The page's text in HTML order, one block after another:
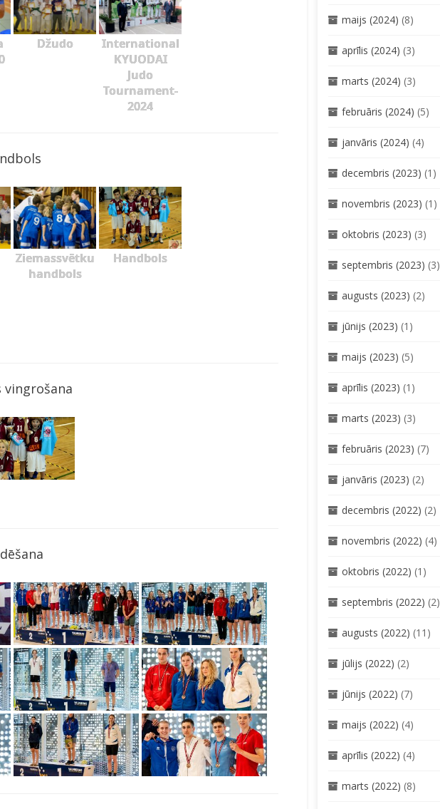
Džudo
International
KYUODAI
Judo
Tournament-
2024
Ziemassvētku
handbols
Handbols
vingrošana
maijs (2024) (8)
aprīlis (2024) (3)
marts (2024) (3)
februāris (2024) (5)
janvāris (2024) (4)
decembris (2023) (1)
novembris (2023) (1)
oktobris (2023) (3)
septembris (2023) (3)
augusts (2023) (2)
jūnijs (2023) (1)
maijs (2023) (5)
aprīlis (2023) (1)
marts (2023) (3)
februāris (2023) (7)
janvāris (2023) (2)
decembris (2022) (2)
novembris (2022) (4)
oktobris (2022) (1)
septembris (2022) (2)
augusts (2022) (11)
jūlijs (2022) (2)
jūnijs (2022) (7)
maijs (2022) (4)
aprīlis (2022) (4)
marts (2022) (8)